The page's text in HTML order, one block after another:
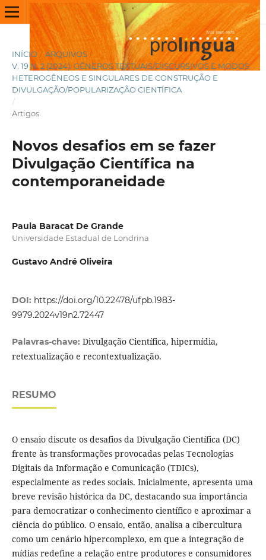
INÍCIO / ARQUIVOS /
V. 19 N. 2 (2024): GÊNEROS TEXTUAIS/DISCURSIVOS E MODOS
HETEROGÊNEOS E SINGULARES DE CONSTRUÇÃO E
DIVULGAÇÃO/POPULARIZAÇÃO CIENTÍFICA
/
Artigos
Novos desafios em se fazer
Divulgação Científica na
contemporaneidade
Paula Baracat De Grande
Universidade Estadual de Londrina
Gustavo André Oliveira
DOI: https://doi.org/10.22478/ufpb.1983-
9979.2024v19n2.72447
Palavras-chave: Divulgação Científica, hipermídia,
retextualização e recontextualização.
RESUMO
O ensaio discute os desafios da Divulgação Científica (DC)
frente às transformações provocadas pelas Tecnologias
Digitais da Informação e Comunicação (TDICs),
especialmente as redes sociais. Inicialmente, apresenta uma
breve revisão histórica da DC, destacando sua importância
para democratizar o conhecimento científico e aproximar a
ciência do público. O ensaio, então, analisa a cibercultura
como um cenário hipercomplexo, em que a integração de
mídias redefine a relação entre produtores e consumidores